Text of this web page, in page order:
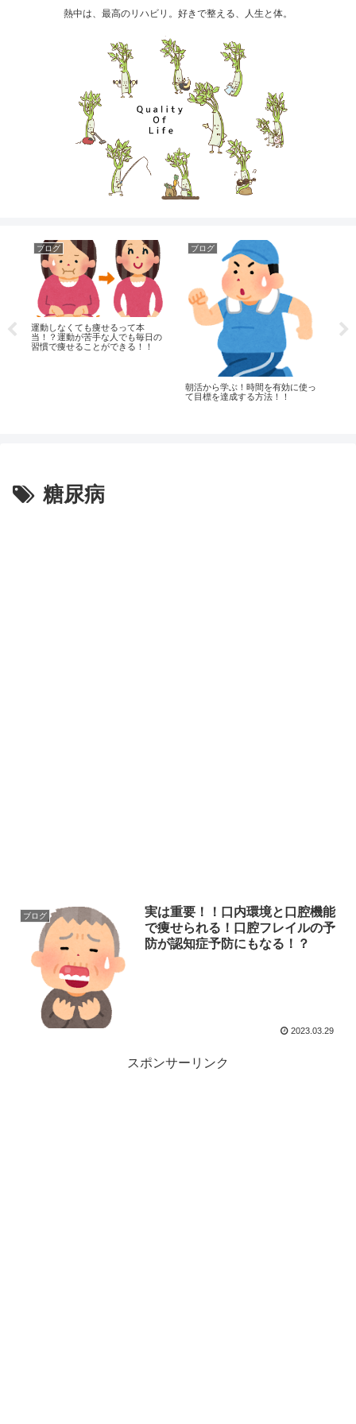
熱中は、最高のリハビリ。好きで整える、人生と体。
ブログ
運動しなくても痩せるって本
当！？運動が苦手な人でも毎日の
習慣で痩せることができる！！
ブログ
朝活から学ぶ！時間を有効に使っ
て目標を達成する方法！！
レ
に
糖尿病
ブログ
実は重要！！口内環境と口腔機能
で痩せられる！口腔フレイルの予
防が認知症予防にもなる！？
2023.03.29
スポンサーリンク